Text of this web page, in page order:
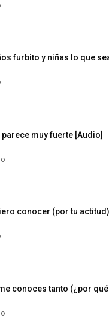
furbito y niñas lo que
parece muy fuerte [Audio]
conocer (por tu
me conoces tanto (¿por